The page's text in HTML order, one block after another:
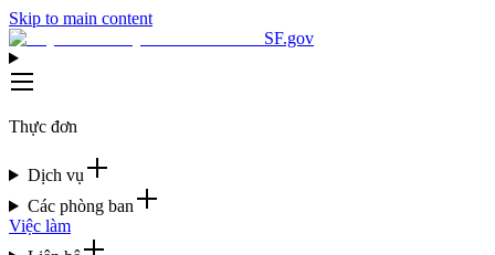
Skip to main content
SF.gov
Thực đơn
Dịch vụ
Các phòng ban
Việc làm